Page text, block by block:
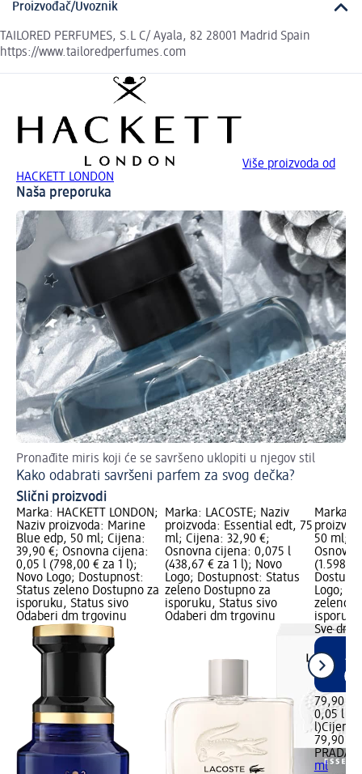
Proizvođač/Uvoznik
TAILORED PERFUMES, S.L C/ Ayala, 82 28001 Madrid Spain
https://www.tailoredperfumes.com
Više proizvoda od
HACKETT LONDON
Naša preporuka
Pronađite miris koji će se savršeno uklopiti u njegov stil
Kako odabrati savršeni parfem za svog dečka?
Slični proizvodi
Marka: HACKETT LONDON;
Naziv proizvoda: Marine
Blue edp, 50 ml; Cijena:
39,90 €; Osnovna cijena:
0,05 l (798,00 € za 1 l);
Novo Logo; Dostupnost:
Status zeleno Dostupno za
isporuku, Status sivo
Odaberi dm trgovinu
Marka: LACOSTE; Naziv
proizvoda: Essential edt, 75
ml; Cijena: 32,90 €;
Osnovna cijena: 0,075 l
(438,67 € za 1 l); Novo
Logo; Dostupnost: Status
zeleno Dostupno za
isporuku, Status sivo
Odaberi dm trgovinu
Marka:
50 ml;
Logo;
zeleno
Sve dm
79,90 €
0,05 l
l)Cijena
79,90 €
PRADA
ml